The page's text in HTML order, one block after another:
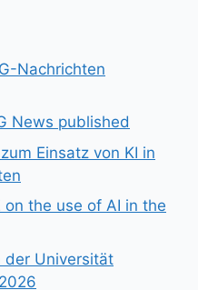
Nachrichten
News published
Einsatz von KI in
on the use of AI in the
der Universität